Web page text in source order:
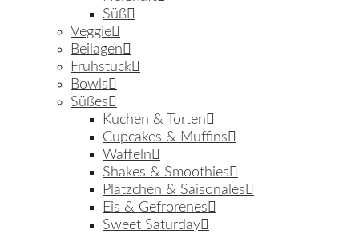
Süß
Veggie
Beilagen
Frühstück
Bowls
Süßes
Kuchen & Torten
Cupcakes & Muffins
Waffeln
Shakes & Smoothies
Plätzchen & Saisonales
Eis & Gefrorenes
Sweet Saturday